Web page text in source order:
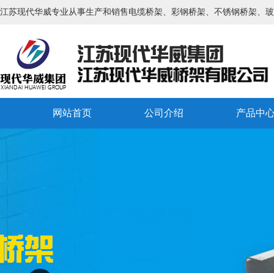
江苏现代华威专业从事生产和销售电缆桥架、彩钢桥架、不锈钢桥架、
网站首页 公司介绍 产品中